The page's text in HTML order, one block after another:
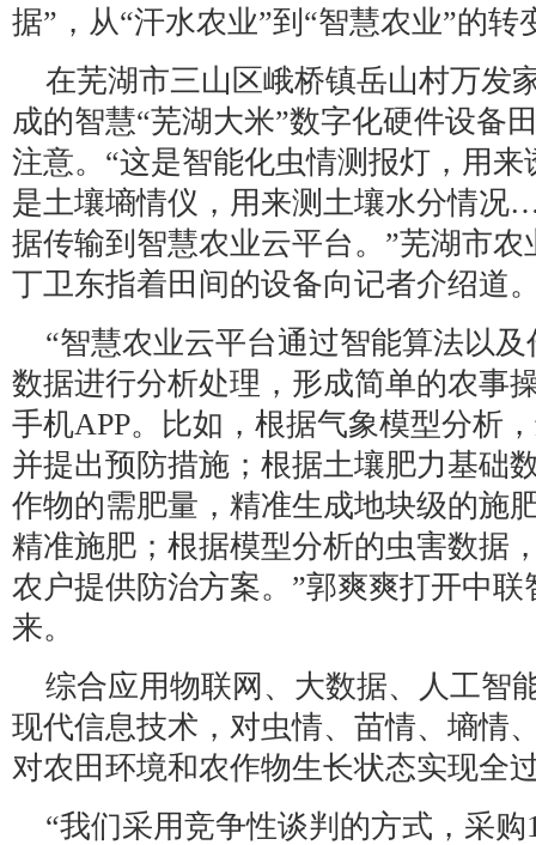
据”，从“汗水农业”到“智慧农业”的转
在芜湖市三山区峨桥镇岳山村万发
成的智慧“芜湖大米”数字化硬件设备
注意。“这是智能化虫情测报灯，用
是土壤墒情仪，用来测土壤水分情
据传输到智慧农业云平台。”芜湖市
丁卫东指着田间的设备向记者介绍道
“智慧农业云平台通过智能算法以
数据进行分析处理，形成简单的农事
手机APP。比如，根据气象模型分析
并提出预防措施；根据土壤肥力基础
作物的需肥量，精准生成地块级的施
精准施肥；根据模型分析的虫害数据
农户提供防治方案。”郭爽爽打开中联
来。
综合应用物联网、大数据、人工智
现代信息技术，对虫情、苗情、墒情
对农田环境和农作物生长状态实现全
“我们采用竞争性谈判的方式，采